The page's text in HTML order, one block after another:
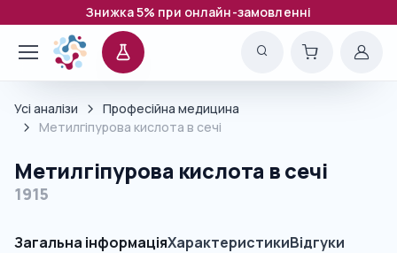
Знижка 5% при онлайн-замовленні
Усі аналізи
Професійна медицина
Метилгіпурова кислота в сечі
Метилгіпурова кислота в сечі
1915
Загальна інформаціяХарактеристикиВідгуки